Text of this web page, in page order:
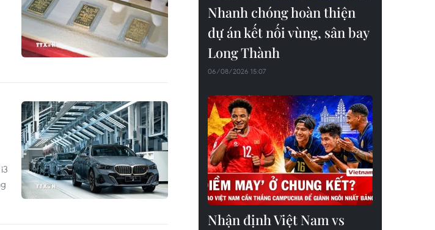
Nhanh chóng hoàn thiện
dự án kết nối vùng, sân bay
Long Thành
06/08/2026 15:07
Nhận định Việt Nam vs